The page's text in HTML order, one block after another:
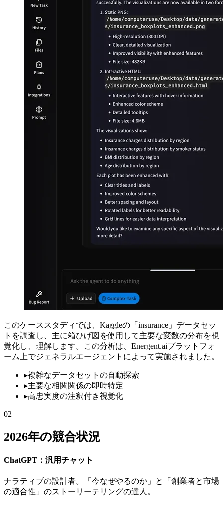
このケーススタディでは、Kaggleの「insurance」データセッ
トを調査し、主に箱ひげ図を使用して主要な変数の分布を視
覚化し、理解します。この分析は、Energent.aiプラットフォ
ーム上でジェネラルエージェントによって実施されました。
▸複雑なデータセットの自動探索
▸主要な相関関係の即時特定
▸高忠実度の注釈付き視覚化
02
2026年の競合状況
ChatGPT：汎用チャット
ナラティブの設計者。「今なぜやるのか」と「創業者と市場
の適合性」のストーリーテリングの達人。